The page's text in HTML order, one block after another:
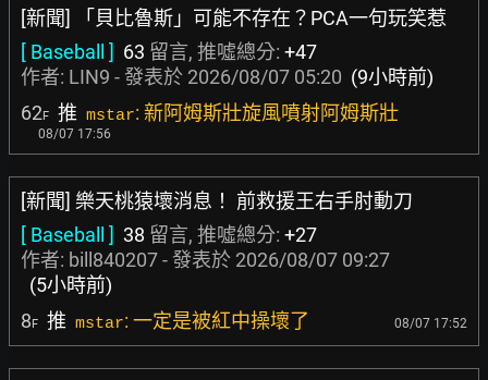
[新聞] 「貝比魯斯」可能不存在？PCA一句玩笑惹
[ Baseball ] 63 留言, 推噓總分: +47
作者: LIN9 - 發表於 2026/08/07 05:20 (9小時前)
62F 推 mstar: 新阿姆斯壯旋風噴射阿姆斯壯
08/07 17:56
[新聞] 樂天桃猿壞消息！ 前救援王右手肘動刀
[ Baseball ] 38 留言, 推噓總分: +27
作者: bill840207- 發表於 2026/08/07 09:27
(5小時前)
8F 推 mstar: 一定是被紅中操壞了 08/07 17:52